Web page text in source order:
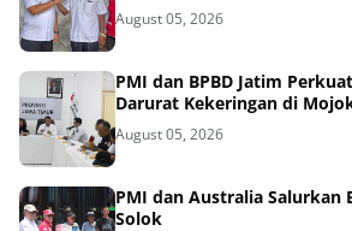
August 05, 2026
PMI dan BPBD Jatim
Darurat Kekeringan di
August 05, 2026
PMI dan Australia Salurkan
Solok